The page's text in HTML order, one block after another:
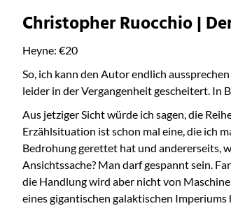
Christopher Ruocchio |
Heyne: €20
So, ich kann den Autor endlich
leider in der Vergangenheit gescheitert. In
Aus jetziger Sicht würde ich sagen, die
Erzählsituation ist schon mal eine, die ich
Bedrohung gerettet hat und andererseits,
Ansichtssache? Man darf gespannt sein.
die Handlung wird aber nicht von
eines gigantischen galaktischen